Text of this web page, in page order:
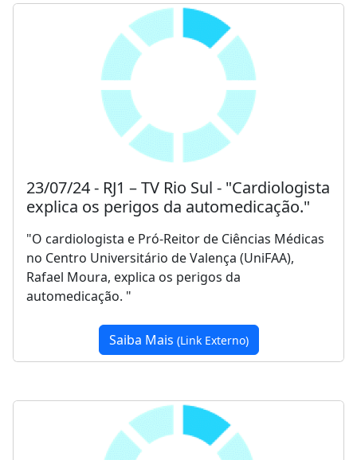
23/07/24 - RJ1 – TV Rio Sul - "Cardiologista
explica os perigos da automedicação."
"O cardiologista e Pró-Reitor de Ciências Médicas
no Centro Universitário de Valença (UniFAA),
Rafael Moura, explica os perigos da
automedicação. "
Saiba Mais (Link Externo)